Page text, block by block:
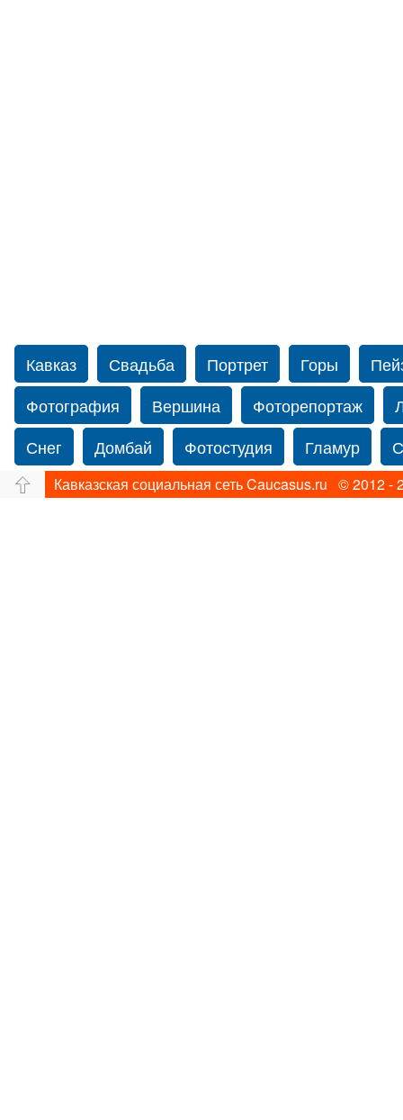
Кавказ Свадьба Портрет Горы
Фотография
Вершина Фоторепортаж
Снег
Домбай Фотостудия Гламур
Путешествие
Перевал Свадьба фото
Кавказская социальная сеть Caucasus.ru © 2012 -